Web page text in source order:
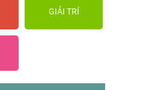
GIẢI TRÍ